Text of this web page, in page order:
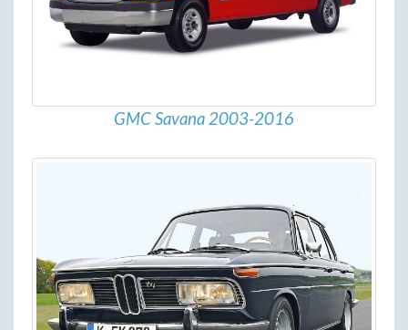
GMC Savana 2003-2016